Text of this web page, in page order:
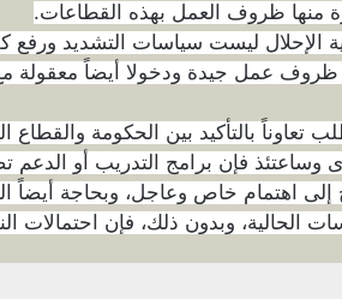
منها ظروف العمل بهذه القطاعات.
الإحلال ليست سياسات التشديد ورفع
عمل جيدة ودخولا أيضاً معقولة مع
تعاوناً بالتأكيد بين الحكومة
فإن برامج التدريب أو الدعم
اهتمام خاص وعاجل، وبحاجة أيضاً
الحالية، وبدون ذلك، فإن